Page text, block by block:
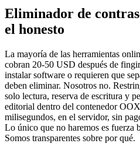
Eliminador de
el honesto
La mayoría de las herramientas
cobran 20-50 USD después de
instalar software o requieren que
deben eliminar. Nosotros no.
solo lectura, reserva de escritura y
editorial dentro del contenedor
milisegundos, en el servidor, sin
Lo único que no haremos es fuerza
Somos transparentes sobre por qué.